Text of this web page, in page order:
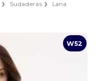
Sudaderas
Lana
W52